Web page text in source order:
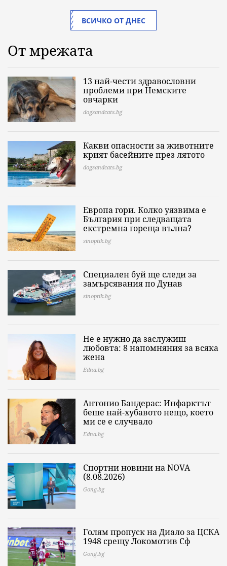
ВСИЧКО ОТ ДНЕС
От мрежата
13 най-чести здравословни
проблеми при Немските
овчарки
dogsandcats.bg
Какви опасности за животните
крият басейните през лятото
dogsandcats.bg
Европа гори. Колко уязвима е
България при следващата
екстремна гореща вълна?
sinoptik.bg
Специален буй ще следи за
замърсявания по Дунав
sinoptik.bg
Не е нужно да заслужиш
любовта: 8 напомняния за всяка
жена
Edna.bg
Антонио Бандерас: Инфарктът
беше най-хубавото нещо, което
ми се е случвало
Edna.bg
Спортни новини на NOVA
(8.08.2026)
Gong.bg
Голям пропуск на Диало за ЦСКА
1948 срещу Локомотив Сф
Gong.bg